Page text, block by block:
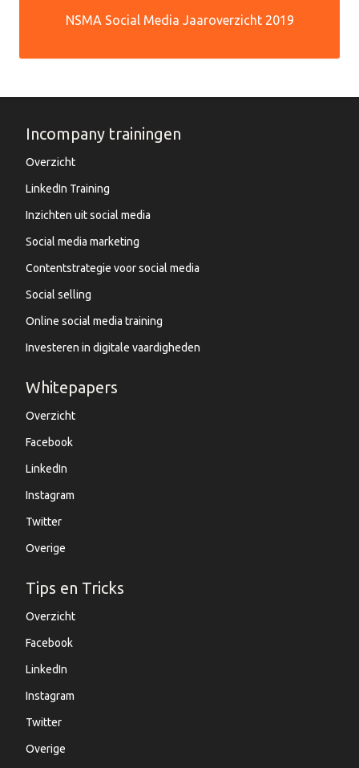
NSMA Social Media Jaaroverzicht 2019
Incompany trainingen
Overzicht
LinkedIn Training
Inzichten uit social media
Social media marketing
Contentstrategie voor social media
Social selling
Online social media training
Investeren in digitale vaardigheden
Whitepapers
Overzicht
Facebook
LinkedIn
Instagram
Twitter
Overige
Tips en Tricks
Overzicht
Facebook
LinkedIn
Instagram
Twitter
Overige